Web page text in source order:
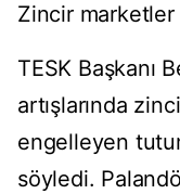
Zincir
TESK Başkanı
artışlarında
engelleyen
söyledi.